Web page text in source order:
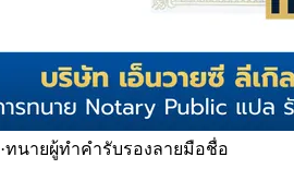
·ทนายผู้ทำคำรับรองลายมือชื่อ